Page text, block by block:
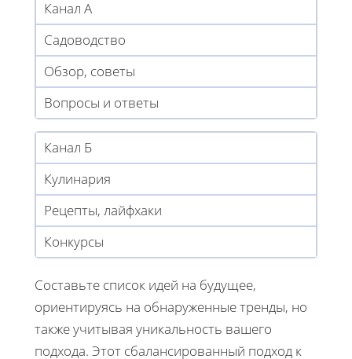
Канал А
Садоводство
Обзор, советы
Вопросы и ответы
Канал Б
Кулинария
Рецепты, лайфхаки
Конкурсы
Составьте список идей на будущее,
ориентируясь на обнаруженные тренды, но
также учитывая уникальность вашего
подхода. Этот сбалансированный подход к